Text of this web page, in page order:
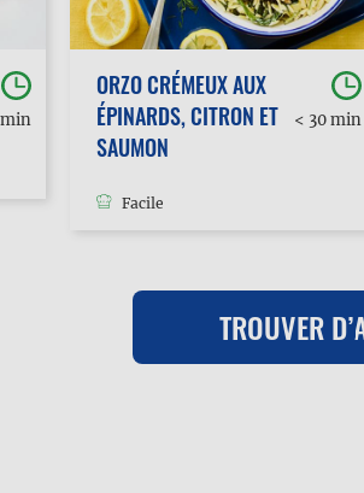
min
ORZO CRÉMEUX AUX
ÉPINARDS, CITRON ET
SAUMON
< 30 min
Facile
TROUVER